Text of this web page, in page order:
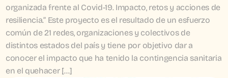
organizada frente al Covid-19. Impacto, retos y acciones de
resiliencia.” Este proyecto es el resultado de un esfuerzo
común de 21 redes, organizaciones y colectivos de
distintos estados del país y tiene por objetivo dar a
conocer el impacto que ha tenido la contingencia sanitaria
en el quehacer […]